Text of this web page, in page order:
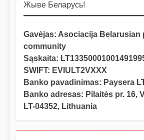
Жыве Беларусь!
Gavėjas: Asociacija Belarusian
community
Sąskaita:
SWIFT: EVIULT2VXXX
Banko pavadinimas: Paysera
Banko adresas: Pilaitės pr. 16,
LT-04352, Lithuania